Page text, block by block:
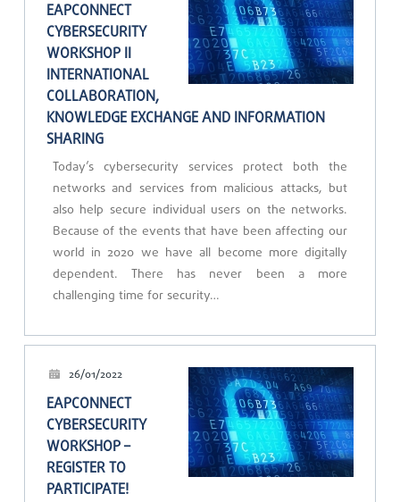
EAPCONNECT
CYBERSECURITY
WORKSHOP II
INTERNATIONAL
COLLABORATION,
KNOWLEDGE EXCHANGE AND INFORMATION
SHARING
Today’s cybersecurity services protect both the
networks and services from malicious attacks, but
also help secure individual users on the networks.
Because of the events that have been affecting our
world in 2020 we have all become more digitally
dependent. There has never been a more
challenging time for security…
26/01/2022
EAPCONNECT
CYBERSECURITY
WORKSHOP –
REGISTER TO
PARTICIPATE!